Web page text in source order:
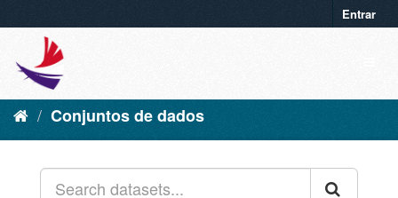
Entrar
Conjuntos de dados